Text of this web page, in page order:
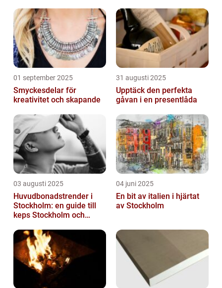
01 september 2025
Smyckesdelar för
kreativitet och skapande
31 augusti 2025
Upptäck den perfekta
gåvan i en presentlåda
03 augusti 2025
Huvudbonadstrender i
Stockholm: en guide till
keps Stockholm och
04 juni 2025
En bit av italien i hjärtat
av Stockholm